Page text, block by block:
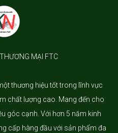
MẠI FTC
thương hiệu tốt trong lĩnh vực
chất lượng cao. Mang đến cho
góc cạnh. Với hơn 5 năm kinh
cấp hàng đầu với sản phẩm đa